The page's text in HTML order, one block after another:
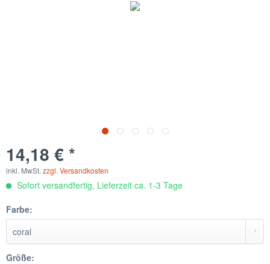
14,18 € *
inkl. MwSt. zzgl. Versandkosten
Sofort versandfertig, Lieferzeit ca. 1-3 Tage
Farbe:
Größe: